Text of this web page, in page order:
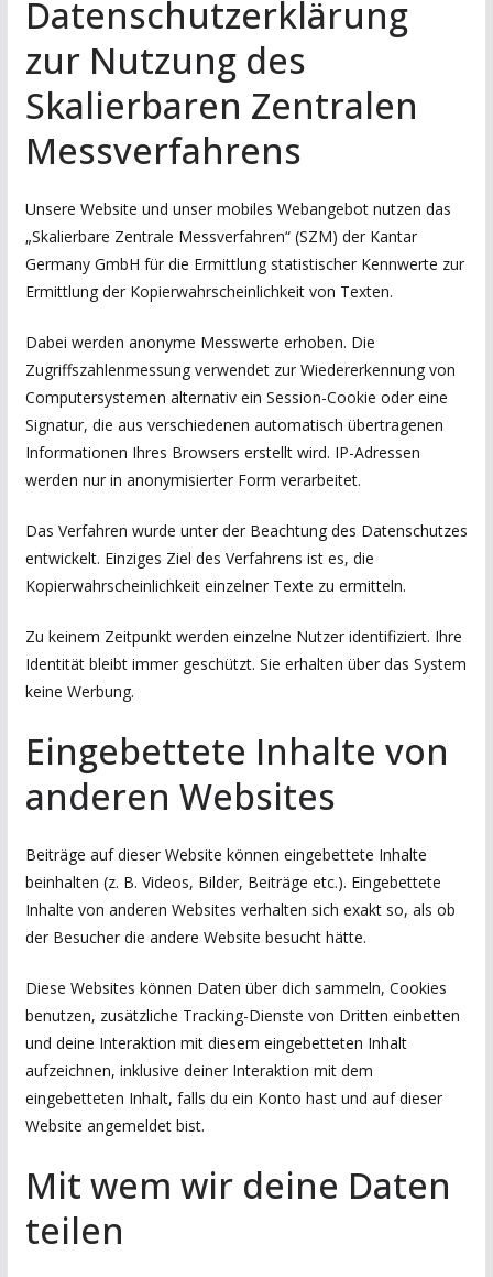
Datenschutzerklärung
zur Nutzung des
Skalierbaren Zentralen
Messverfahrens
Unsere Website und unser mobiles Webangebot nutzen das
„Skalierbare Zentrale Messverfahren“ (SZM) der Kantar
Germany GmbH für die Ermittlung statistischer Kennwerte zur
Ermittlung der Kopierwahrscheinlichkeit von Texten.
Dabei werden anonyme Messwerte erhoben. Die
Zugriffszahlenmessung verwendet zur Wiedererkennung von
Computersystemen alternativ ein Session-Cookie oder eine
Signatur, die aus verschiedenen automatisch übertragenen
Informationen Ihres Browsers erstellt wird. IP-Adressen
werden nur in anonymisierter Form verarbeitet.
Das Verfahren wurde unter der Beachtung des Datenschutzes
entwickelt. Einziges Ziel des Verfahrens ist es, die
Kopierwahrscheinlichkeit einzelner Texte zu ermitteln.
Zu keinem Zeitpunkt werden einzelne Nutzer identifiziert. Ihre
Identität bleibt immer geschützt. Sie erhalten über das System
keine Werbung.
Eingebettete Inhalte von
anderen Websites
Beiträge auf dieser Website können eingebettete Inhalte
beinhalten (z. B. Videos, Bilder, Beiträge etc.). Eingebettete
Inhalte von anderen Websites verhalten sich exakt so, als ob
der Besucher die andere Website besucht hätte.
Diese Websites können Daten über dich sammeln, Cookies
benutzen, zusätzliche Tracking-Dienste von Dritten einbetten
und deine Interaktion mit diesem eingebetteten Inhalt
aufzeichnen, inklusive deiner Interaktion mit dem
eingebetteten Inhalt, falls du ein Konto hast und auf dieser
Website angemeldet bist.
Mit wem wir deine Daten
teilen